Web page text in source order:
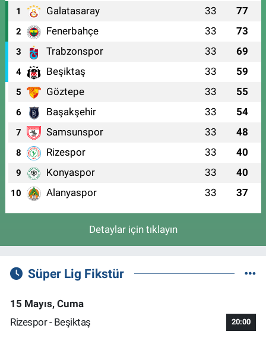
1 Galatasaray 33 77
2 Fenerbahçe 33 73
3 Trabzonspor 33 69
4 Beşiktaş 33 59
5 Göztepe 33 55
6 Başakşehir 33 54
7 Samsunspor 33 48
8 Rizespor 33 40
9 Konyaspor 33 40
10 Alanyaspor 33 37
Detaylar için tıklayın
Süper Lig Fikstür
15 Mayıs, Cuma
Rizespor - Beşiktaş
20:00